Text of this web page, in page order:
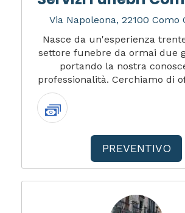
Via Napoleona, 22100 Como
Nasce da un'esperienza
settore funebre da ormai due
portando la nostra
professionalità. Cerchiamo di
PREVENTIVO